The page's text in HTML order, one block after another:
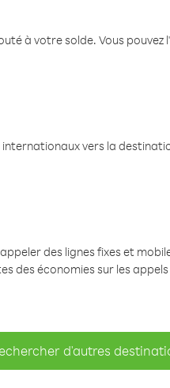
à votre solde. Vous
vers la
des lignes fixes et
des économies sur les
d'autres